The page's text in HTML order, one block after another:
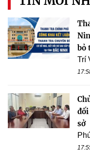
bỏ
Trí
đối
sở